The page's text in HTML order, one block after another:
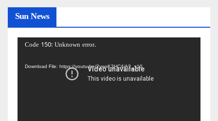
Sun News
Video
Code 150: Unknown error.
Download File: https://youtu.be/2ywxK3HC4iA?_=10